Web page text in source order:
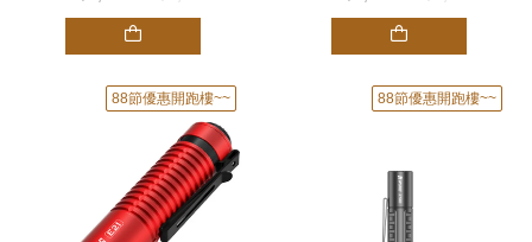
88節優惠開跑樓~~ 88節優惠開跑樓~~